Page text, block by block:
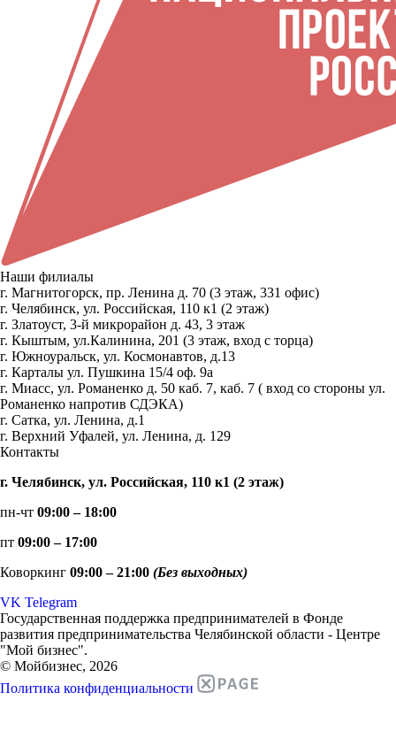
Наши филиалы
г. Магнитогорск, пр. Ленина д. 70 (3 этаж, 331 офис)
г. Челябинск, ул. Российская, 110 к1 (2 этаж)
г. Златоуст, 3-й микрорайон д. 43, 3 этаж
г. Кыштым, ул.Калинина, 201 (3 этаж, вход с торца)
г. Южноуральск, ул. Космонавтов, д.13
г. Карталы ул. Пушкина 15/4 оф. 9а
г. Миасс, ул. Романенко д. 50 каб. 7, каб. 7 ( вход со стороны ул.
Романенко напротив СДЭКА)
г. Сатка, ул. Ленина, д.1
г. Верхний Уфалей, ул. Ленина, д. 129
Контакты
г. Челябинск, ул. Российская, 110 к1 (2 этаж)
пн-чт 09:00 – 18:00
пт 09:00 – 17:00
Коворкинг 09:00 – 21:00 (Без выходных)
VK Telegram
Государственная поддержка предпринимателей в Фонде
развития предпринимательства Челябинской области - Центре
"Мой бизнес".
© Мойбизнес, 2026
Политика конфиденциальности